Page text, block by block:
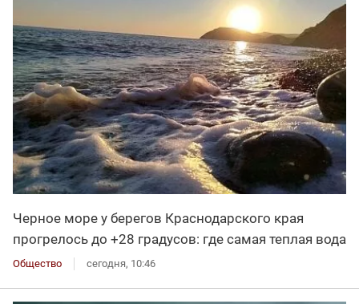
Черное море у берегов Краснодарского края
прогрелось до +28 градусов: где самая теплая вода
Общество сегодня, 10:46